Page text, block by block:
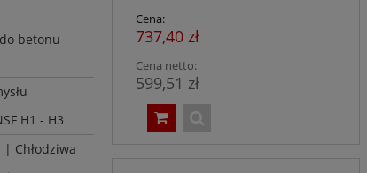
betonu
H1 - H3
Chłodziwa
Cena:
737,40 zł
Cena netto:
599,51 zł